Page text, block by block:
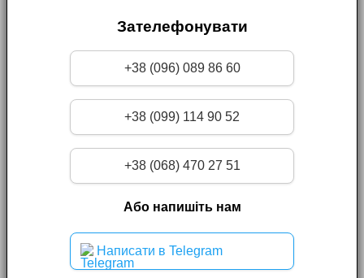
Зателефонувати
+38 (096) 089 86 60
+38 (099) 114 90 52
+38 (068) 470 27 51
Або напишіть нам
Написати в Telegram